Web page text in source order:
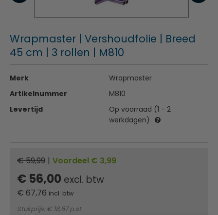
Wrapmaster | Vershoudfolie | Breed
45 cm | 3 rollen | M810
Merk
Wrapmaster
Artikelnummer
M810
Levertijd
Op voorraad (1 - 2
werkdagen)
€ 59,99 | Voordeel € 3,99
€ 56,00 excl. btw
€ 67,76 incl. btw
Stukprijs: € 18,67 p.st.